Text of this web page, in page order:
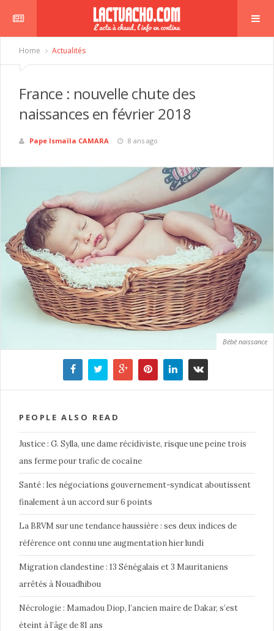
Home Actualités
France : nouvelle chute des
naissances en février 2018
Pape Ismaïla CAMARA 8 ans ago
Bébé naissance
PEOPLE ALSO READ
Justice : G. Sylla, une dame récidiviste, risque une peine trois
ans ferme pour trafic de cocaïne
Santé : les négociations gouvernement-syndicat aboutissent
finalement à un accord sur 6 points
La BRVM sur une tendance haussière : ses deux indices de
référence ont connu une augmentation hier lundi
Migration clandestine : 13 Sénégalais et 3 Mauritaniens
arrêtés à Nouadhibou
Nécrologie : Mamadou Diop, l’ancien maire de Dakar, s’est
éteint à l’âge de 81 ans